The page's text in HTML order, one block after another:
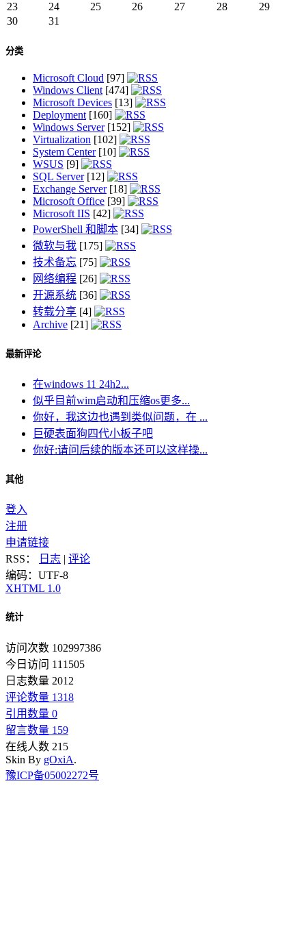
23
24 25 26 27 28
29
30
31
分类
Microsoft Cloud [97]
Windows Client[474]
Microsoft Devices [13]
Deployment[160]
Windows Server[152]
Virtualization [102]
System Center[10]
WSUS [9]
SQL Server[12]
Exchange Server[18]
Microsoft Office [39]
Microsoft IIS [42]
PowerShell 和脚本 [34]
微软与我 [175]
技术备忘 [75]
网络编程 [26]
开源系统 [36]
转载分享 [4]
Archive [21]
最新评论
在windows 11 24h2...
似乎目前wim启动和压缩os更多...
你好，我这边也遇到类似问题，在 ...
巨硬表面狗四代小板子吧
你好:请问后续的版本还可以这样操...
其他
登入
注册
申请链接
RSS：
日志 | 评论
编码：UTF-8
XHTML 1.0
统计
访问次数 102997386
今日访问 111505
日志数量 2012
评论数量 1318
引用数量 0
留言数量 159
在线人数 215
Skin By gOxiA.
豫ICP备05002272号